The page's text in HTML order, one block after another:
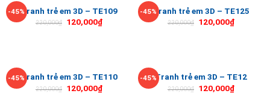
-45%Tranh trẻ em 3D – TE109
220,000₫ 120,000₫
-45%Tranh trẻ em 3D – TE125
220,000₫ 120,000₫
-45%Tranh trẻ em 3D – TE110
220,000₫ 120,000₫
-45%Tranh trẻ em 3D – TE12
220,000₫ 120,000₫